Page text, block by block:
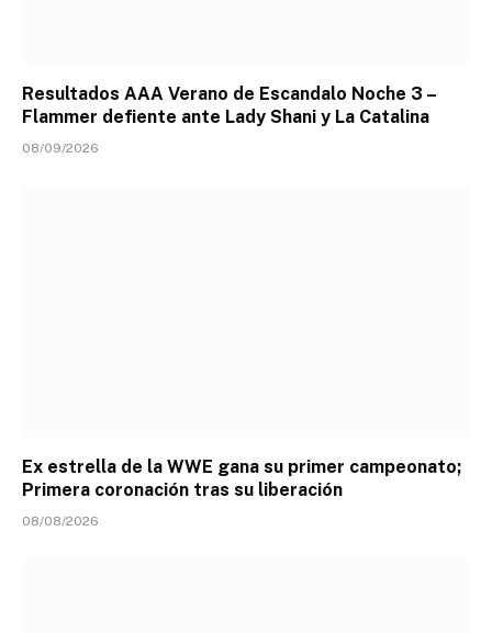
Resultados AAA Verano de Escandalo Noche 3 –
Flammer defiente ante Lady Shani y La Catalina
08/09/2026
Ex estrella de la WWE gana su primer campeonato;
Primera coronación tras su liberación
08/08/2026